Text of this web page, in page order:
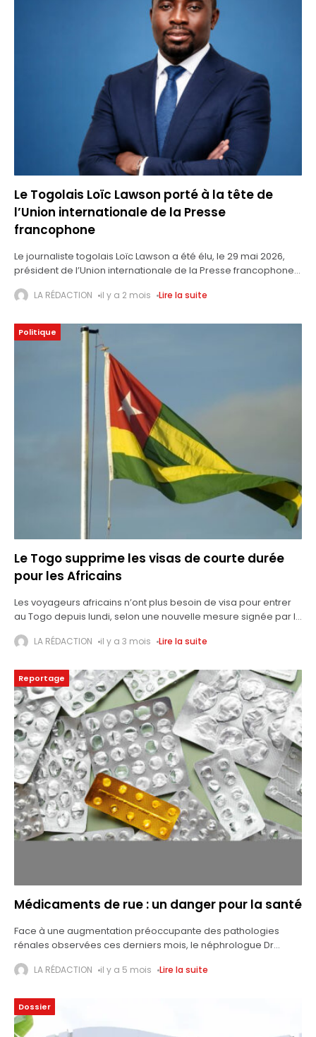
Le Togolais Loïc Lawson porté à la tête de
l’Union internationale de la Presse
francophone
Le journaliste togolais Loïc Lawson a été élu, le 29 mai 2026,
président de l’Union internationale de la Presse francophone
en distanciel.
LA RÉDACTION il y a 2 mois Lire la suite
Politique
Le Togo supprime les visas de courte durée
pour les Africains
Les voyageurs africains n’ont plus besoin de visa pour entrer
au Togo depuis lundi, selon une nouvelle mesure signée par le
réglementation
LA RÉDACTION il y a 3 mois Lire la suite
Reportage
Médicaments de rue : un danger pour la santé
Face à une augmentation préoccupante des pathologies
rénales observées ces derniers mois, le néphrologue Dr
sur un problème de santé publique
LA RÉDACTION il y a 5 mois Lire la suite
Dossier